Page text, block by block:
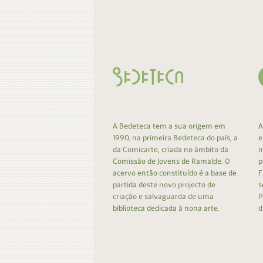
A Bedeteca tem a sua origem em
1990, na primeira Bedeteca do país, a
da Comicarte, criada no âmbito da
Comissão de Jovens de Ramalde. O
acervo então constituído é a base de
partida deste novo projecto de
criação e salvaguarda de uma
biblioteca dedicada à nona arte.